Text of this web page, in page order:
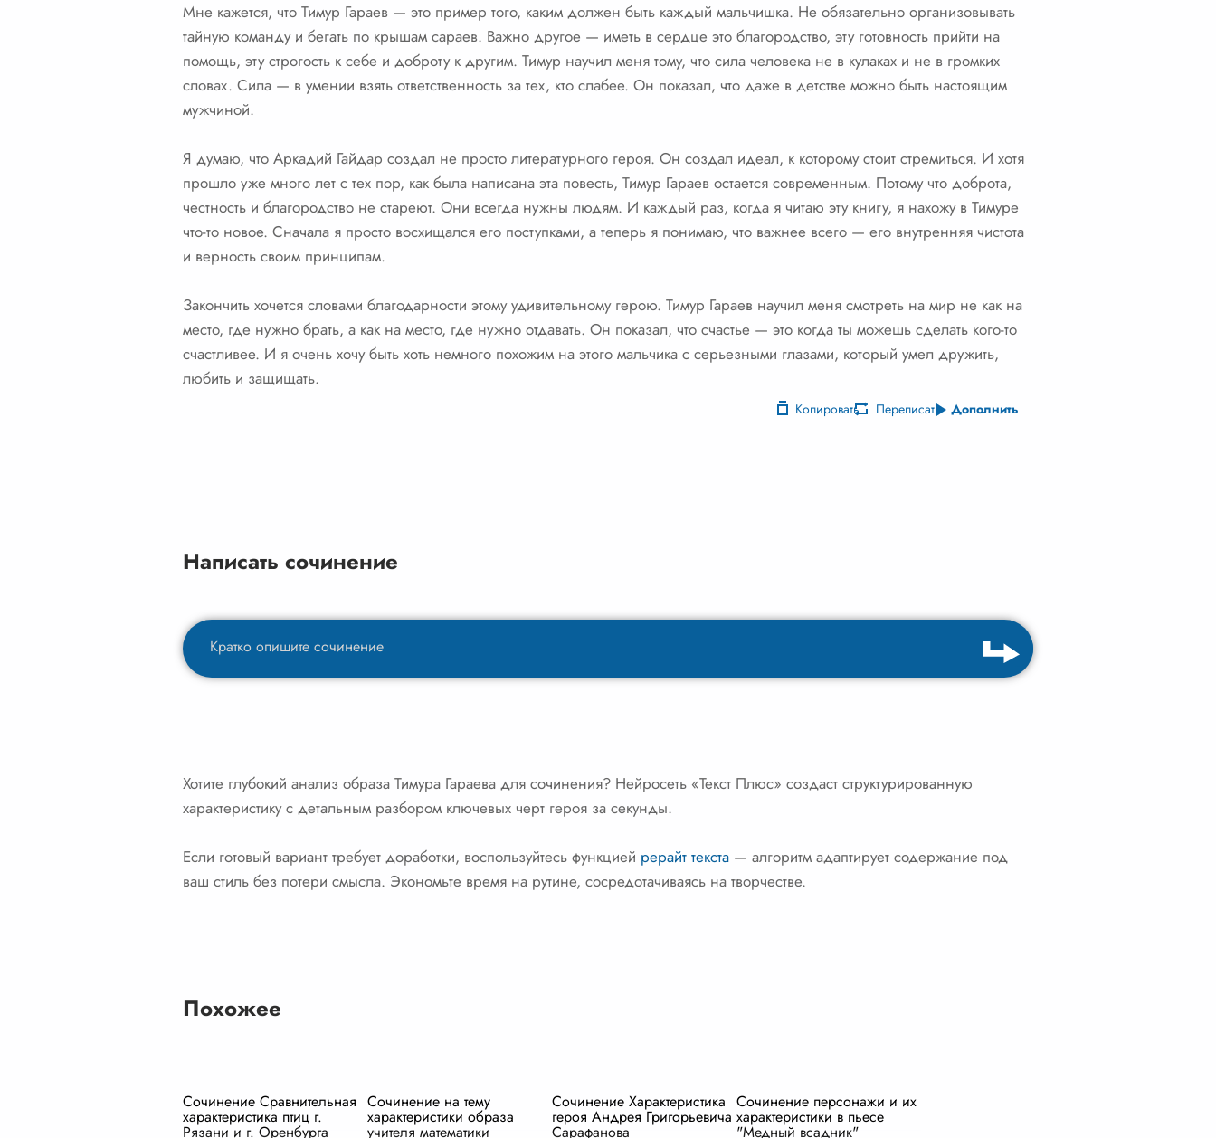
Мне кажется, что Тимур Гараев — это пример того, каким должен быть каждый мальчишка. Не обязательно организовывать
тайную команду и бегать по крышам сараев. Важно другое — иметь в сердце это благородство, эту готовность прийти на
помощь, эту строгость к себе и доброту к другим. Тимур научил меня тому, что сила человека не в кулаках и не в громких
словах. Сила — в умении взять ответственность за тех, кто слабее. Он показал, что даже в детстве можно быть настоящим
мужчиной.
Я думаю, что Аркадий Гайдар создал не просто литературного героя. Он создал идеал, к которому стоит стремиться. И хотя
прошло уже много лет с тех пор, как была написана эта повесть, Тимур Гараев остается современным. Потому что доброта,
честность и благородство не стареют. Они всегда нужны людям. И каждый раз, когда я читаю эту книгу, я нахожу в Тимуре
что-то новое. Сначала я просто восхищался его поступками, а теперь я понимаю, что важнее всего — его внутренняя чистота
и верность своим принципам.
Закончить хочется словами благодарности этому удивительному герою. Тимур Гараев научил меня смотреть на мир не как на
место, где нужно брать, а как на место, где нужно отдавать. Он показал, что счастье — это когда ты можешь сделать кого-то
счастливее. И я очень хочу быть хоть немного похожим на этого мальчика с серьезными глазами, который умел дружить,
любить и защищать.
Копировать Переписать Дополнить
Написать сочинение
Хотите глубокий анализ образа Тимура Гараева для сочинения? Нейросеть «Текст Плюс» создаст структурированную
характеристику с детальным разбором ключевых черт героя за секунды.
Если готовый вариант требует доработки, воспользуйтесь функцией рерайт текста — алгоритм адаптирует содержание под
ваш стиль без потери смысла. Экономьте время на рутине, сосредотачиваясь на творчестве.
Похожее
Сочинение Сравнительная
характеристика птиц г.
Рязани и г. Оренбурга
Сочинение на тему
характеристики образа
учителя математики
Сочинение Характеристика
героя Андрея Григорьевича
Сарафанова
Сочинение персонажи и их
характеристики в пьесе
"Медный всадник"